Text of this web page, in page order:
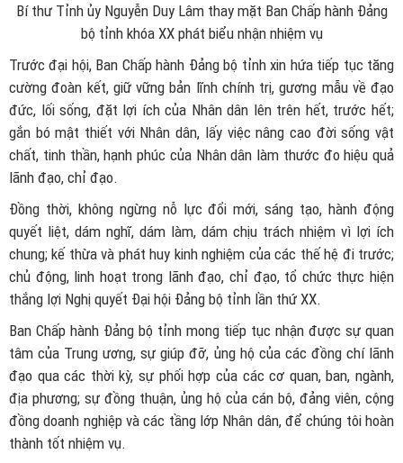
Bí thư Tỉnh ủy Nguyễn Duy Lâm thay mặt Ban Chấp hành Đảng
bộ tỉnh khóa XX phát biểu nhận nhiệm vụ
Trước đại hội, Ban Chấp hành Đảng bộ tỉnh xin hứa tiếp tục tăng
cường đoàn kết, giữ vững bản lĩnh chính trị, gương mẫu về đạo
đức, lối sống, đặt lợi ích của Nhân dân lên trên hết, trước hết;
gắn bó mật thiết với Nhân dân, lấy việc nâng cao đời sống vật
chất, tinh thần, hạnh phúc của Nhân dân làm thước đo hiệu quả
lãnh đạo, chỉ đạo.
Đồng thời, không ngừng nỗ lực đổi mới, sáng tạo, hành động
quyết liệt, dám nghĩ, dám làm, dám chịu trách nhiệm vì lợi ích
chung; kế thừa và phát huy kinh nghiệm của các thế hệ đi trước;
chủ động, linh hoạt trong lãnh đạo, chỉ đạo, tổ chức thực hiện
thắng lợi Nghị quyết Đại hội Đảng bộ tỉnh lần thứ XX.
Ban Chấp hành Đảng bộ tỉnh mong tiếp tục nhận được sự quan
tâm của Trung ương, sự giúp đỡ, ủng hộ của các đồng chí lãnh
đạo qua các thời kỳ, sự phối hợp của các cơ quan, ban, ngành,
địa phương; sự đồng thuận, ủng hộ của cán bộ, đảng viên, cộng
đồng doanh nghiệp và các tầng lớp Nhân dân, để chúng tôi hoàn
thành tốt nhiệm vụ.